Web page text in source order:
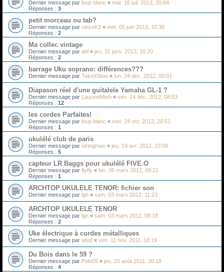
Dernier message par loup blanc « mar. 16 juil. 2013, 20:04
Réponses : 3
petit morceau ou tab?
Dernier message par vinceK3 « mer. 05 juin 2013, 10:38
Réponses : 2
Ma collec vintage
Dernier message par aël « jeu. 31 janv. 2013, 10:20
Réponses : 2
barrage Uku soprano: différences???
Dernier message par TakeItSlow « lun. 24 déc. 2012, 00:01
Diapason réel d'une guitalele Yamaha GL-1 ?
Dernier message par LaurentMinh « ven. 14 déc. 2012, 08:53
Réponses : 12
les cordes Parfaites!
Dernier message par loup blanc « mer. 24 oct. 2012, 20:51
Réponses : 1
ukulélé club de paris
Dernier message par stringman « jeu. 19 avr. 2012, 10:58
Réponses : 5
capteur LR Baggs pour ukulélé FIVE.O
Dernier message par flyfly « lun. 05 mars 2012, 09:21
Réponses : 1
ARCHTOP UKULELE TENOR: fichier son
Dernier message par lgn « sam. 03 mars 2012, 11:23
ARCHTOP UKULELE TENOR
Dernier message par lgn « sam. 03 mars 2012, 08:18
Réponses : 2
Uke électrique à cordes métalliques
Dernier message par wlud « ven. 11 nov. 2011, 18:19
Du Bois dans le 59 ?
Dernier message par Polo05 « jeu. 25 août 2011, 20:18
Réponses : 4